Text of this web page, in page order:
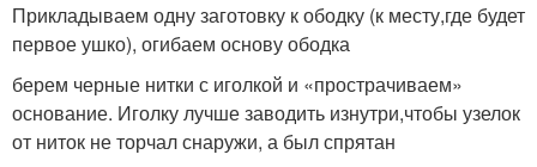
Прикладываем одну заготовку к ободку (к месту,где будет
первое ушко), огибаем основу ободка
берем черные нитки с иголкой и «прострачиваем»
основание. Иголку лучше заводить изнутри,чтобы узелок
от ниток не торчал снаружи, а был спрятан